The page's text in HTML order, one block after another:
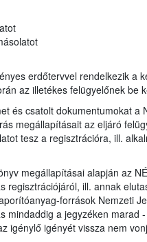
erdőtervvel rendelkezik a
az illetékes felügyelőnek be
és csatolt dokumentumokat a
megállapításait az eljáró
tesz a regisztrációra, ill.
megállapításai alapján az
regisztrációjáról, ill. annak
források Nemzeti
mindaddig a jegyzéken marad
igénylő igényét vissza nem